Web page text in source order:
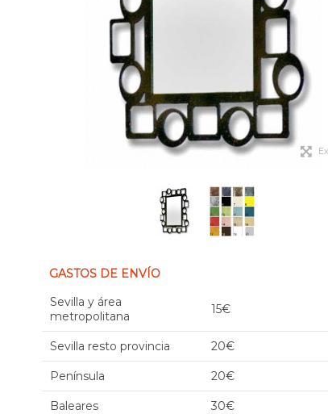
GASTOS DE ENVÍO
Sevilla y área
metropolitana
15€
Sevilla resto provincia 20€
Península 20€
Baleares 30€